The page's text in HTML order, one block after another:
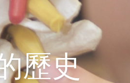
歷史